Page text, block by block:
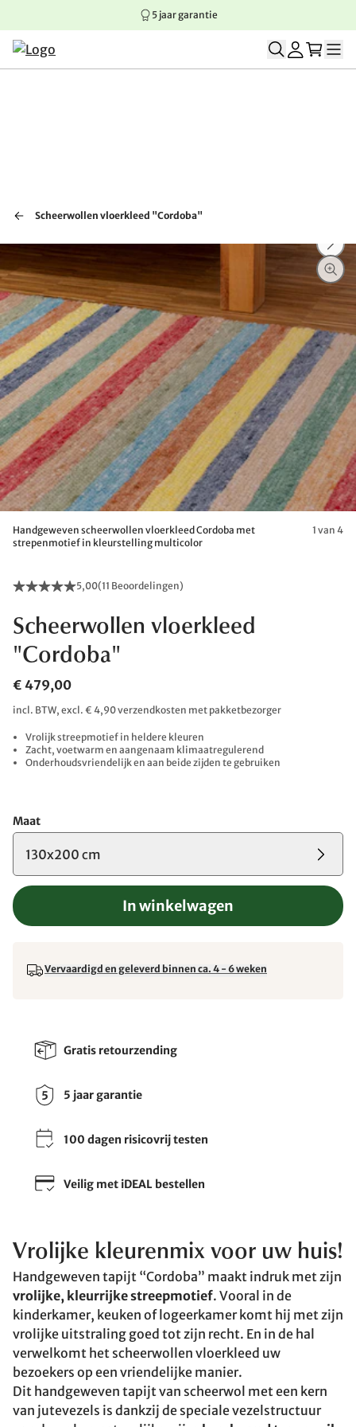
Springen naar hoofdinhoud
Springen naar hoofdnavigatie
Springen naar voettekst
5 jaar garantie
Scheerwollen vloerkleed "Cordoba"
Handgeweven scheerwollen vloerkleed Cordoba met
strepenmotief in kleurstelling multicolor
1 van 4
5,00(11 Beoordelingen)
Scheerwollen vloerkleed
"Cordoba"
€ 479,00
incl. BTW, excl. € 4,90 verzendkosten met pakketbezorger
Vrolijk streepmotief in heldere kleuren
Zacht, voetwarm en aangenaam klimaatregulerend
Onderhoudsvriendelijk en aan beide zijden te gebruiken
Maat
130x200 cm
In winkelwagen
Vervaardigd en geleverd binnen ca. 4 - 6 weken
Gratis retourzending
5 jaar garantie
100 dagen risicovrij testen
Veilig met iDEAL bestellen
Vrolijke kleurenmix voor uw huis!
Handgeweven tapijt “Cordoba” maakt indruk met zijn
vrolijke, kleurrijke streepmotief. Vooral in de
kinderkamer, keuken of logeerkamer komt hij met zijn
vrolijke uitstraling goed tot zijn recht. En in de hal
verwelkomt het scheerwollen vloerkleed uw
bezoekers op een vriendelijke manier.
Dit handgeweven tapijt van scheerwol met een kern
van jutevezels is dankzij de speciale vezelstructuur